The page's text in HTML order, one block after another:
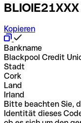
BLIOIE21XXX
Kopieren
Bankname
Blackpool Credit
Stadt
Cork
Land
Irland
Bitte beachten Sie,
Identität dieses